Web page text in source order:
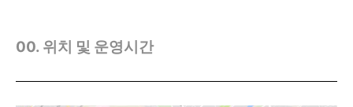
00. 위치 및 운영시간